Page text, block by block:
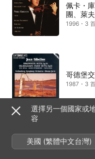
佩卡・
團、萊
1996・3
哥德堡
1987・3
紐西蘭
2008・3
選擇另一個國家或
容
美國 (繁體中文台灣)